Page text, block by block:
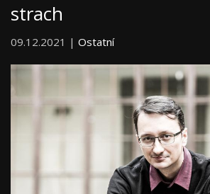
strach
09.12.2021 | Ostatní